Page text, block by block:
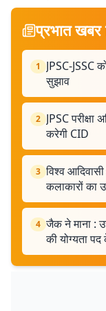
प्रभात खबर
1
JPSC-JSSC
सुझाव
2 JPSC
करेगी CID
3 विश्व
कलाकारों का
4 जैक ने माना :
की योग्यता